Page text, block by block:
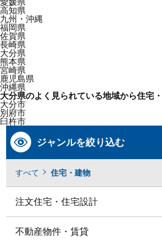
高知県
九州・沖縄
福岡県
佐賀県
長崎県
大分県
熊本県
宮崎県
鹿児島県
沖縄県
大分県のよく見られている地域から住宅
大分市
別府市
臼杵市
ジャンルを絞り込む
すべて 住宅・建物
注文住宅・住宅設計
不動産物件・賃貸